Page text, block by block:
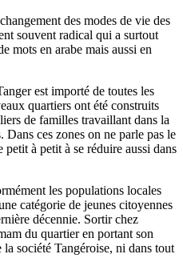
des modes de vie des
souvent radical qui a surtout
mots en arabe mais aussi en
est importé de toutes les
quartiers ont été construits
de familles travaillant dans la
ces zones on ne parle pas le
à petit à se réduire aussi dans
les populations locales
catégorie de jeunes citoyennes
décennie. Sortir chez
du quartier en portant son
la société Tangéroise, ni dans tout